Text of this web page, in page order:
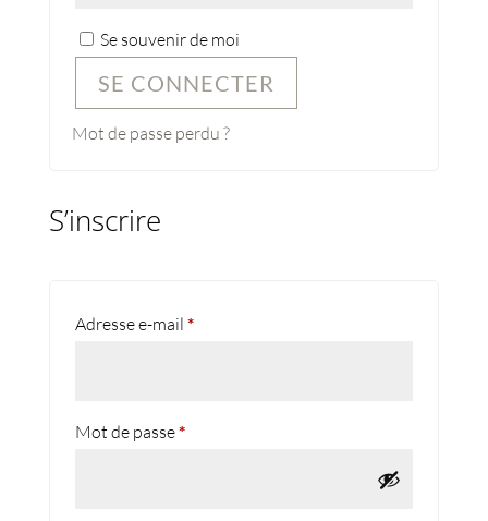
Se souvenir de moi
SE CONNECTER
Mot de passe perdu ?
S’inscrire
Adresse e-mail *Obligatoire
Mot de passe*Obligatoire